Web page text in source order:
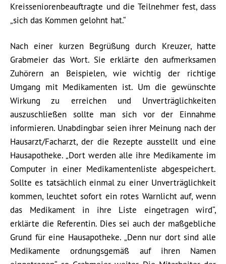
Kreisseniorenbeauftragte und die Teilnehmer fest, dass
„sich das Kommen gelohnt hat.“
Nach einer kurzen Begrüßung durch Kreuzer, hatte
Grabmeier das Wort. Sie erklärte den aufmerksamen
Zuhörern an Beispielen, wie wichtig der richtige
Umgang mit Medikamenten ist. Um die gewünschte
Wirkung zu erreichen und Unverträglichkeiten
auszuschließen sollte man sich vor der Einnahme
informieren. Unabdingbar seien ihrer Meinung nach der
Hausarzt/Facharzt, der die Rezepte ausstellt und eine
Hausapotheke. „Dort werden alle ihre Medikamente im
Computer in einer Medikamentenliste abgespeichert.
Sollte es tatsächlich einmal zu einer Unverträglichkeit
kommen, leuchtet sofort ein rotes Warnlicht auf, wenn
das Medikament in ihre Liste eingetragen wird“,
erklärte die Referentin. Dies sei auch der maßgebliche
Grund für eine Hausapotheke. „Denn nur dort sind alle
Medikamente ordnungsgemäß auf ihren Namen